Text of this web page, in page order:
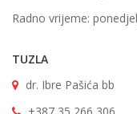
Radno vrijeme:
TUZLA
dr. Ibre Pašića bb